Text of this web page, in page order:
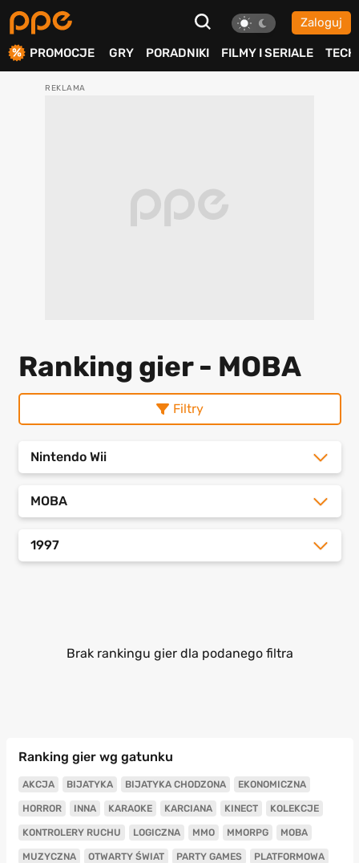
Zaloguj
PROMOCJE GRY PORADNIKI FILMY I SERIALE TECH
Ranking gier - MOBA
Filtry
Nintendo Wii
MOBA
1997
Brak rankingu gier dla podanego filtra
Ranking gier wg gatunku
AKCJA BIJATYKA BIJATYKA CHODZONA EKONOMICZNA
HORROR INNA KARAOKE KARCIANA KINECT KOLEKCJE
KONTROLERY RUCHU LOGICZNA MMO MMORPG MOBA
MUZYCZNA OTWARTY ŚWIAT PARTY GAMES PLATFORMOWA